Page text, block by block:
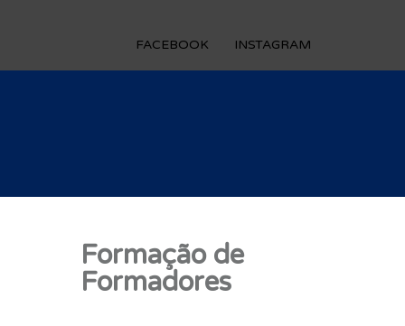
FACEBOOK INSTAGRAM
Formação de
Formadores